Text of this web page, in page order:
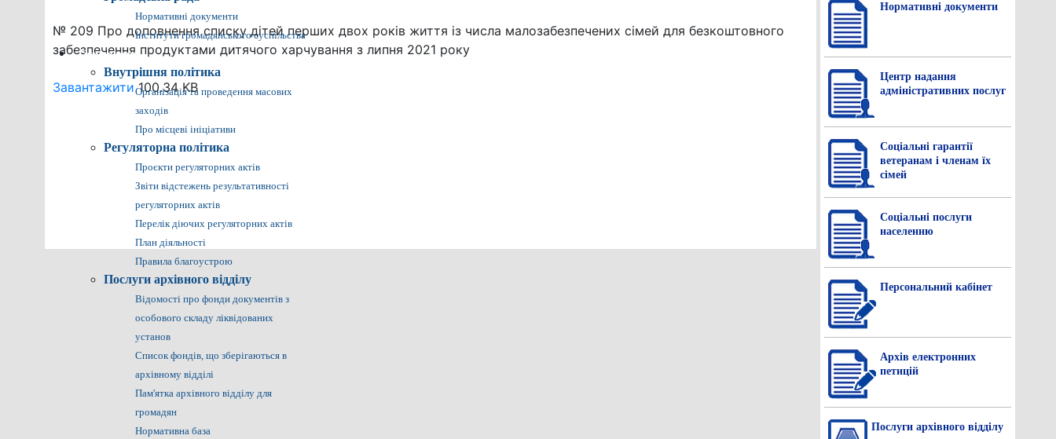
Нормативні документи
Інститути громадянського суспільства
Громадянам
Внутрішня політика
Організація та проведення масових
заходів
Про місцеві ініціативи
Регуляторна політика
Проєкти регуляторних актів
Звіти відстежень результативності
регуляторних актів
Перелік діючих регуляторних актів
План діяльності
Правила благоустрою
Послуги архівного відділу
Відомості про фонди документів з
особового складу ліквідованих
установ
Список фондів, що зберігаються в
архівному відділі
Пам'ятка архівного відділу для
громадян
Нормативна база
№ 209 Про доповнення списку дітей перших двох років життя із числа малозабезпечених сімей для безкоштовного
забезпечення продуктами дитячого харчування з липня 2021 року
Завантажити100.34 KB
Нормативнi документи
Центр надання
адміністративних послуг
Соціальні гарантії
ветеранам і членам їх
сімей
Соціальні послуги
населенню
Персональний кабінет
Архів електронних
петицій
Послуги архівного відділу